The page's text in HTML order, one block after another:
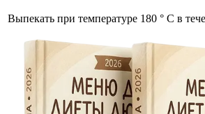
Выпекать при температуре 180 ° С в